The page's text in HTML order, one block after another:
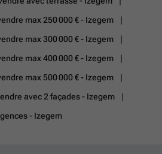
max 250 000 € - Izegem
max 300 000 € - Izegem
max 400 000 € - Izegem
max 500 000 € - Izegem
avec 2 façades - Izegem
- Izegem